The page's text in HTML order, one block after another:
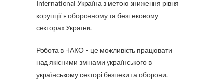
International Україна з метою зниження рівня
корупції в оборонному та безпековому
секторах України.
Робота в НАКО – це можливість працювати
над якісними змінами українського в
українському секторі безпеки та оборони.